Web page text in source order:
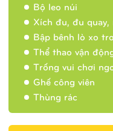
Bộ leo núi
Xích đu, đu quay,
Bập bênh lò xo
Thể thao vận
Trống vui chơi
Ghế công viên
Thùng rác